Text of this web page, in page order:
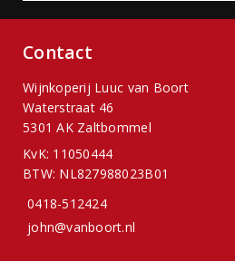
Contact
Wijnkoperij Luuc van Boort
Waterstraat 46
5301 AK Zaltbommel
KvK: 11050444
BTW: NL827988023B01
0418-512424
john@vanboort.nl